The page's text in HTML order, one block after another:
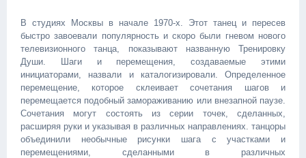
В студиях Москвы в начале 1970-х. Этот танец и пересев
быстро завоевали популярность и скоро были гневом нового
телевизионного танца, показывают названную Тренировку
Души. Шаги и перемещения, создаваемые этими
инициаторами, назвали и каталогизировали. Определенное
перемещение, которое склеивает сочетания шагов и
перемещается подобный замораживанию или внезапной паузе.
Сочетания могут состоять из серии точек, сделанных,
расширяя руки и указывая в различных направлениях. танцоры
объединили необычные рисунки шага с участками и
перемещениями, сделанными в различных